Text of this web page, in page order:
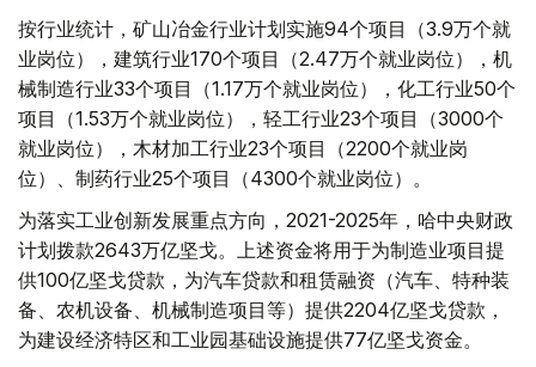
按行业统计，矿山冶金行业计划实施94个项目（3.9万个就
业岗位），建筑行业170个项目（2.47万个就业岗位），机
械制造行业33个项目（1.17万个就业岗位），化工行业50个
项目（1.53万个就业岗位），轻工行业23个项目（3000个
就业岗位），木材加工行业23个项目（2200个就业岗
位）、制药行业25个项目（4300个就业岗位）。
为落实工业创新发展重点方向，2021-2025年，哈中央财政
计划拨款2643万亿坚戈。上述资金将用于为制造业项目提
供100亿坚戈贷款，为汽车贷款和租赁融资（汽车、特种装
备、农机设备、机械制造项目等）提供2204亿坚戈贷款，
为建设经济特区和工业园基础设施提供77亿坚戈资金。